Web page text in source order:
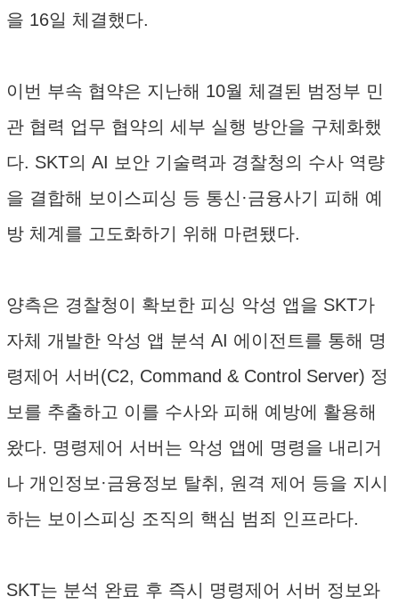
을 16일 체결했다.
이번 부속 협약은 지난해 10월 체결된 범정부 민
관 협력 업무 협약의 세부 실행 방안을 구체화했
다. SKT의 AI 보안 기술력과 경찰청의 수사 역량
을 결합해 보이스피싱 등 통신·금융사기 피해 예
방 체계를 고도화하기 위해 마련됐다.
양측은 경찰청이 확보한 피싱 악성 앱을 SKT가
자체 개발한 악성 앱 분석 AI 에이전트를 통해 명
령제어 서버(C2, Command & Control Server) 정
보를 추출하고 이를 수사와 피해 예방에 활용해
왔다. 명령제어 서버는 악성 앱에 명령을 내리거
나 개인정보·금융정보 탈취, 원격 제어 등을 지시
하는 보이스피싱 조직의 핵심 범죄 인프라다.
SKT는 분석 완료 후 즉시 명령제어 서버 정보와